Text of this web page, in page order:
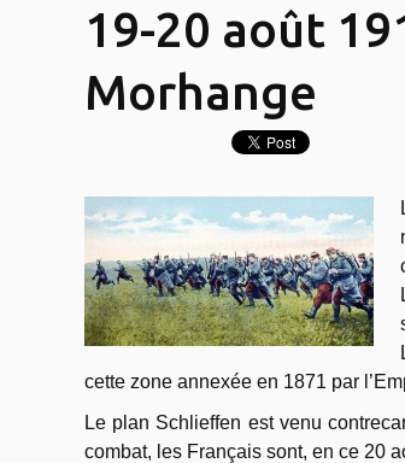
19-20 août
Morhange
cette zone annexée en 1871 par
Le plan Schlieffen est venu
combat, les Français sont, en ce 20